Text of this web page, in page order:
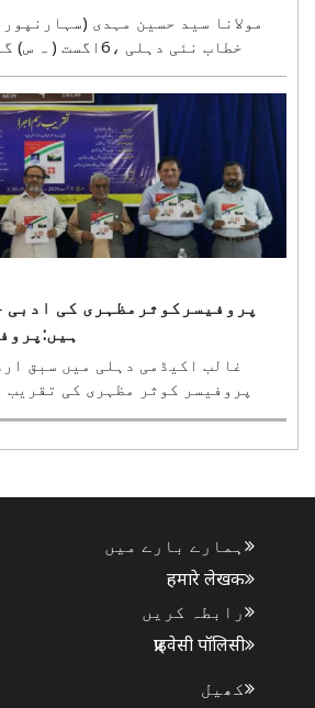
مولانا سید حسین مہدی
امسال بھی سید الشہدائے کربلا
مناسبت سے سید محمدآفاق
پروفیسرکوثرمظہری کی ادبی
غالب اکیڈمی دہلی میں سبق
،06اگست (ہ س )۔ غالب
ہمارے بارے میں
हमारे लेखक
رابطہ کریں
प्राइवेसी पॉलिसी
کھیل